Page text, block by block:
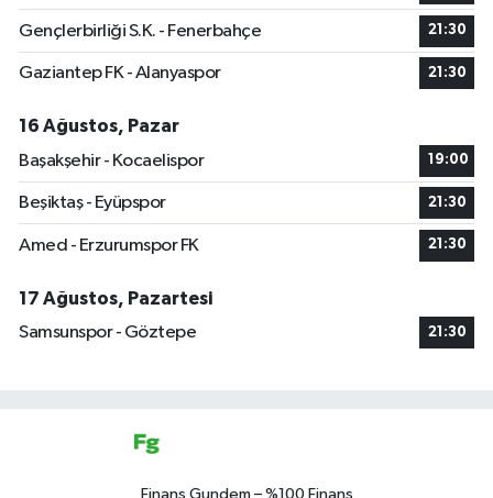
Gençlerbirliği S.K. - Fenerbahçe 21:30
Gaziantep FK - Alanyaspor 21:30
16 Ağustos, Pazar
Başakşehir - Kocaelispor
19:00
Beşiktaş - Eyüpspor 21:30
Amed - Erzurumspor FK 21:30
17 Ağustos, Pazartesi
Samsunspor - Göztepe
21:30
Finans Gundem – %100 Finans